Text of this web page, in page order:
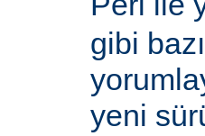
gibi
yeni